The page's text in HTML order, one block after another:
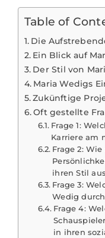
Table of
Die
Ein Blick auf
Der Stil von
Maria Wedigs
Zukünftige
Oft gestellte
Frage 1:
Karriere am
Frage 2:
ihren Stil
Frage 3:
Wedig
Frage 4:
in ihren